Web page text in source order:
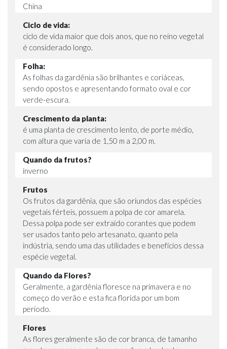
China
Ciclo de vida:
ciclo de vida maior que dois anos, que no reino vegetal
é considerado longo.
Folha:
As folhas da gardênia são brilhantes e coriáceas,
sendo opostos e apresentando formato oval e cor
verde-escura.
Crescimento da planta:
é uma planta de crescimento lento, de porte médio,
com altura que varia de 1,50 m a 2,00 m.
Quando da frutos?
inverno
Frutos
Os frutos da gardênia, que são oriundos das espécies
vegetais férteis, possuem a polpa de cor amarela.
Dessa polpa pode ser extraído corantes que podem
ser usados tanto pelo artesanato, quanto pela
indústria, sendo uma das utilidades e benefícios dessa
espécie vegetal.
Quando da Flores?
Geralmente, a gardênia floresce na primavera e no
começo do verão e esta fica florida por um bom
período.
Flores
As flores geralmente são de cor branca, de tamanho